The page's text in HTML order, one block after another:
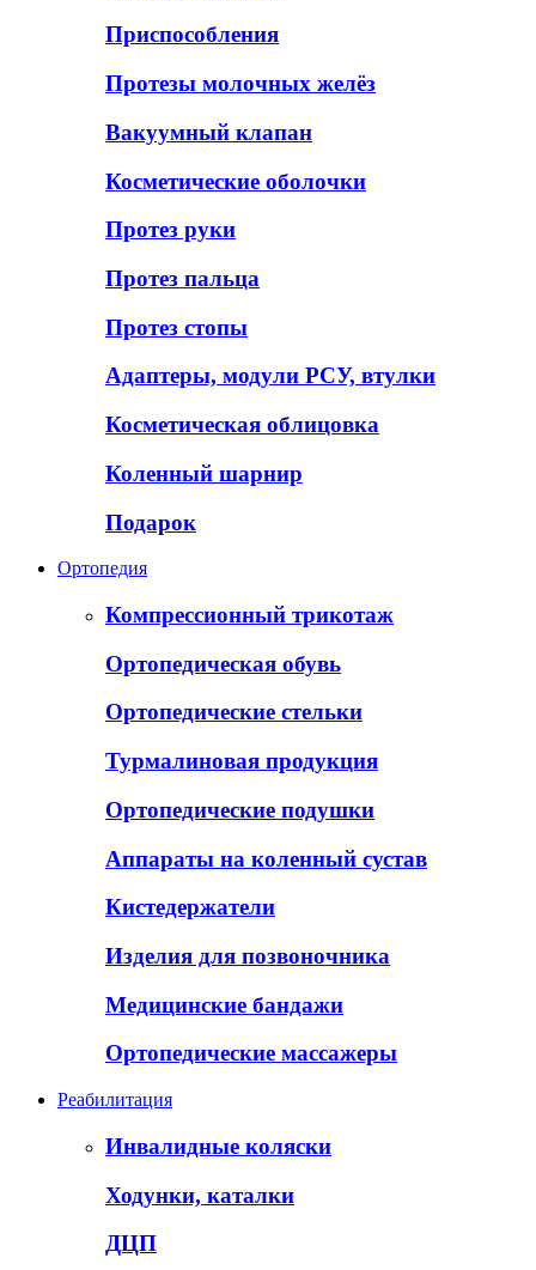
Приспособления
Протезы молочных желёз
Вакуумный клапан
Косметические оболочки
Протез руки
Протез пальца
Протез стопы
Адаптеры, модули РСУ, втулки
Косметическая облицовка
Коленный шарнир
Подарок
Ортопедия
Компрессионный трикотаж
Ортопедическая обувь
Ортопедические стельки
Турмалиновая продукция
Ортопедические подушки
Аппараты на коленный сустав
Кистедержатели
Изделия для позвоночника
Медицинские бандажи
Ортопедические массажеры
Реабилитация
Инвалидные коляски
Ходунки, каталки
ДЦП